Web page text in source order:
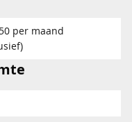
per maand